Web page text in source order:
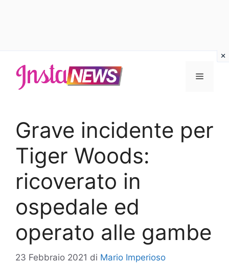
contenuto
Menu
Grave incidente per
Tiger Woods:
ricoverato in
ospedale ed
operato alle gambe
23 Febbraio 2021 di Mario Imperioso